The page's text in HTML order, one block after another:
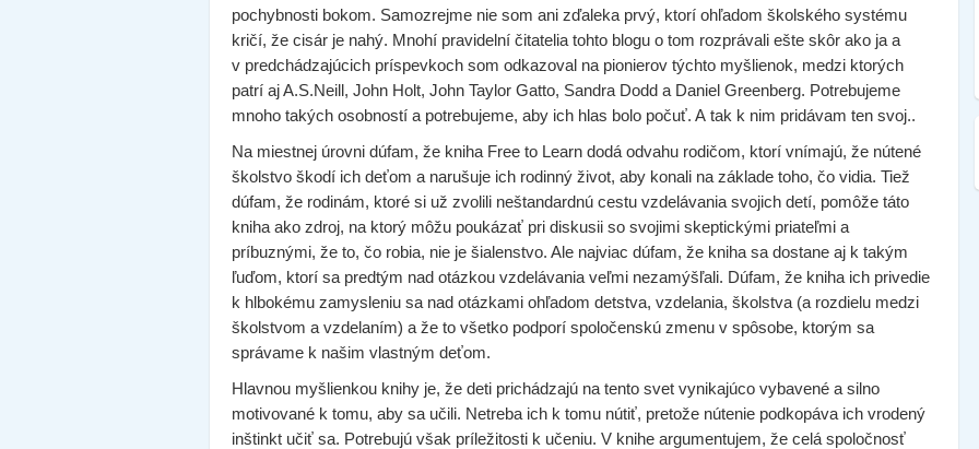
pochybnosti bokom. Samozrejme nie som ani zďaleka prvý, ktorí ohľadom školského systému
kričí, že cisár je nahý. Mnohí pravidelní čitatelia tohto blogu o tom rozprávali ešte skôr ako ja a
v predchádzajúcich príspevkoch som odkazoval na pionierov týchto myšlienok, medzi ktorých
patrí aj A.S.Neill, John Holt, John Taylor Gatto, Sandra Dodd a Daniel Greenberg. Potrebujeme
mnoho takých osobností a potrebujeme, aby ich hlas bolo počuť. A tak k nim pridávam ten svoj..
Na miestnej úrovni dúfam, že kniha Free to Learn dodá odvahu rodičom, ktorí vnímajú, že nútené
školstvo škodí ich deťom a narušuje ich rodinný život, aby konali na základe toho, čo vidia. Tiež
dúfam, že rodinám, ktoré si už zvolili neštandardnú cestu vzdelávania svojich detí, pomôže táto
kniha ako zdroj, na ktorý môžu poukázať pri diskusii so svojimi skeptickými priateľmi a
príbuznými, že to, čo robia, nie je šialenstvo. Ale najviac dúfam, že kniha sa dostane aj k takým
ľuďom, ktorí sa predtým nad otázkou vzdelávania veľmi nezamýšľali. Dúfam, že kniha ich privedie
k hlbokému zamysleniu sa nad otázkami ohľadom detstva, vzdelania, školstva (a rozdielu medzi
školstvom a vzdelaním) a že to všetko podporí spoločenskú zmenu v spôsobe, ktorým sa
správame k našim vlastným deťom.
Hlavnou myšlienkou knihy je, že deti prichádzajú na tento svet vynikajúco vybavené a silno
motivované k tomu, aby sa učili. Netreba ich k tomu nútiť, pretože nútenie podkopáva ich vrodený
inštinkt učiť sa. Potrebujú však príležitosti k učeniu. V knihe argumentujem, že celá spoločnosť